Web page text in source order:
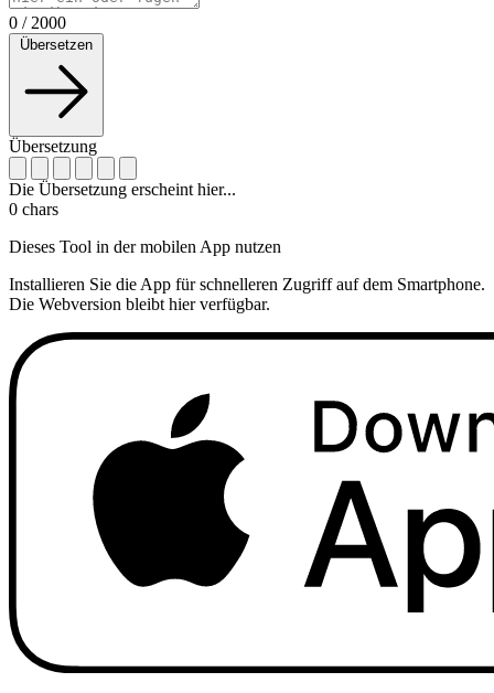
0 / 2000
Übersetzen
Übersetzung
Die Übersetzung erscheint hier...
0 chars
Dieses Tool in der mobilen App nutzen
Installieren Sie die App für schnelleren Zugriff auf dem Smartphone.
Die Webversion bleibt hier verfügbar.